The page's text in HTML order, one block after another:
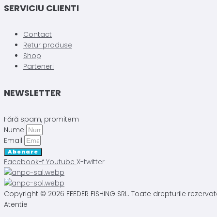
SERVICIU CLIENTI
Contact
Retur produse
Shop
Parteneri
NEWSLETTER
Fără spam, promitem
Nume
Email
Abonare
Facebook-f Youtube X-twitter
Copyright © 2026 FEEDER FISHING SRL. Toate drepturile
Atentie